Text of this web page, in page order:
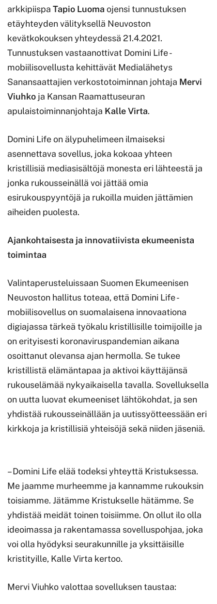
arkkipiispa Tapio Luoma ojensi tunnustuksen
etäyhteyden välityksellä Neuvoston
kevätkokouksen yhteydessä 21.4.2021.
Tunnustuksen vastaanottivat Domini Life -
mobiilisovellusta kehittävät Medialähetys
Sanansaattajien verkostotoiminnan johtaja Mervi
Viuhko ja Kansan Raamattuseuran
apulaistoiminnanjohtaja Kalle Virta.
Domini Life on älypuhelimeen ilmaiseksi
asennettava sovellus, joka kokoaa yhteen
kristillisiä mediasisältöjä monesta eri lähteestä ja
jonka rukousseinällä voi jättää omia
esirukouspyyntöjä ja rukoilla muiden jättämien
aiheiden puolesta.
Ajankohtaisesta ja innovatiivista ekumeenista
toimintaa
Valintaperusteluissaan Suomen Ekumeenisen
Neuvoston hallitus toteaa, että Domini Life -
mobiilisovellus on suomalaisena innovaationa
digiajassa tärkeä työkalu kristillisille toimijoille ja
on erityisesti koronaviruspandemian aikana
osoittanut olevansa ajan hermolla. Se tukee
kristillistä elämäntapaa ja aktivoi käyttäjänsä
rukouselämää nykyaikaisella tavalla. Sovelluksella
on uutta luovat ekumeeniset lähtökohdat, ja sen
yhdistää rukousseinällään ja uutissyötteessään eri
kirkkoja ja kristillisiä yhteisöjä sekä niiden jäseniä.
– Domini Life elää todeksi yhteyttä Kristuksessa.
Me jaamme murheemme ja kannamme rukouksin
toisiamme. Jätämme Kristukselle hätämme. Se
yhdistää meidät toinen toisiimme. On ollut ilo olla
ideoimassa ja rakentamassa sovelluspohjaa, joka
voi olla hyödyksi seurakunnille ja yksittäisille
kristityille, Kalle Virta kertoo.
Mervi Viuhko valottaa sovelluksen taustaa: